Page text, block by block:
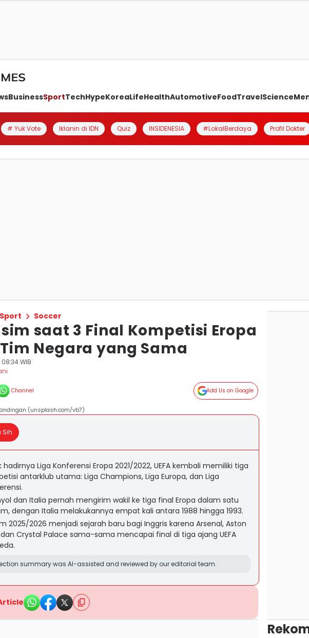
BusinessSportTechHypeKoreaLifeHealthAutomotiveFoodTravelScience
# Yuk Vote Iklanin di IDN Quiz INSIDENESIA #LokalBerdaya Profil Dokter
Sport Soccer
saat 3 Final Kompetisi Eropa
Negara yang Sama
WIB
Channel Add Us on Google
(unsplash.com/vb7)
Sih
hadirnya Liga Konferensi Eropa 2021/2022, UEFA kembali memiliki tiga
antarklub utama: Liga Champions, Liga Europa, dan Liga
dan Italia pernah mengirim wakil ke tiga final Eropa dalam satu
dengan Italia melakukannya empat kali antara 1988 hingga 1993.
2025/2026 menjadi sejarah baru bagi Inggris karena Arsenal, Aston
dan Crystal Palace sama-sama mencapai final di tiga ajang UEFA
summary was AI-assisted and reviewed by our editorial team.